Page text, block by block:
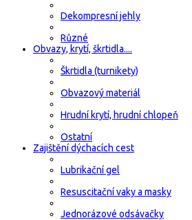
Dekompresní jehly
Různé
Obvazy, krytí, škrtidla....
Škrtidla (turnikety)
Obvazový materiál
Hrudní krytí, hrudní chlopeň
Ostatní
Zajištění dýchacích cest
Lubrikační gel
Resuscitační vaky a masky
Jednorázové odsávačky